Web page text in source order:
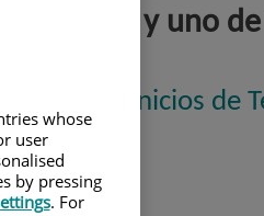
y uno
en los inicios de
whose
user
by pressing
. For